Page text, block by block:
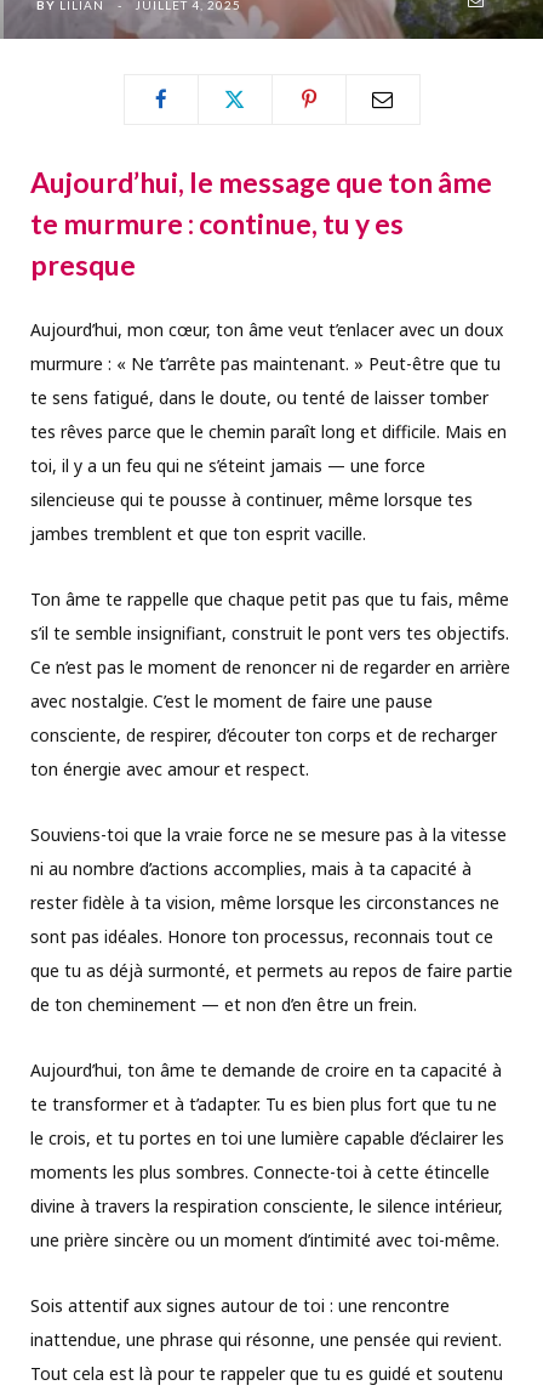
BY LILIAN JUILLET 4, 2025
Aujourd’hui, le message que ton âme
te murmure : continue, tu y es
presque
Aujourd’hui, mon cœur, ton âme veut t’enlacer avec un doux
murmure : « Ne t’arrête pas maintenant. » Peut-être que tu
te sens fatigué, dans le doute, ou tenté de laisser tomber
tes rêves parce que le chemin paraît long et difficile. Mais en
toi, il y a un feu qui ne s’éteint jamais — une force
silencieuse qui te pousse à continuer, même lorsque tes
jambes tremblent et que ton esprit vacille.
Ton âme te rappelle que chaque petit pas que tu fais, même
s’il te semble insignifiant, construit le pont vers tes objectifs.
Ce n’est pas le moment de renoncer ni de regarder en arrière
avec nostalgie. C’est le moment de faire une pause
consciente, de respirer, d’écouter ton corps et de recharger
ton énergie avec amour et respect.
Souviens-toi que la vraie force ne se mesure pas à la vitesse
ni au nombre d’actions accomplies, mais à ta capacité à
rester fidèle à ta vision, même lorsque les circonstances ne
sont pas idéales. Honore ton processus, reconnais tout ce
que tu as déjà surmonté, et permets au repos de faire partie
de ton cheminement — et non d’en être un frein.
Aujourd’hui, ton âme te demande de croire en ta capacité à
te transformer et à t’adapter. Tu es bien plus fort que tu ne
le crois, et tu portes en toi une lumière capable d’éclairer les
moments les plus sombres. Connecte-toi à cette étincelle
divine à travers la respiration consciente, le silence intérieur,
une prière sincère ou un moment d’intimité avec toi-même.
Sois attentif aux signes autour de toi : une rencontre
inattendue, une phrase qui résonne, une pensée qui revient.
Tout cela est là pour te rappeler que tu es guidé et soutenu